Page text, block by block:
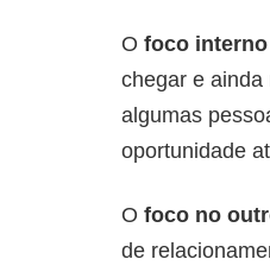
O foco interno
chegar e ainda
algumas
oportunidade
O foco no
de